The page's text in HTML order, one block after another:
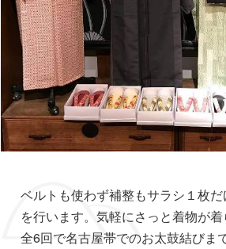
ベルトも使わず補整もサラシ１枚
を行います。気軽にさっと着物が着
全6回で名古屋帯でのお太鼓結びま